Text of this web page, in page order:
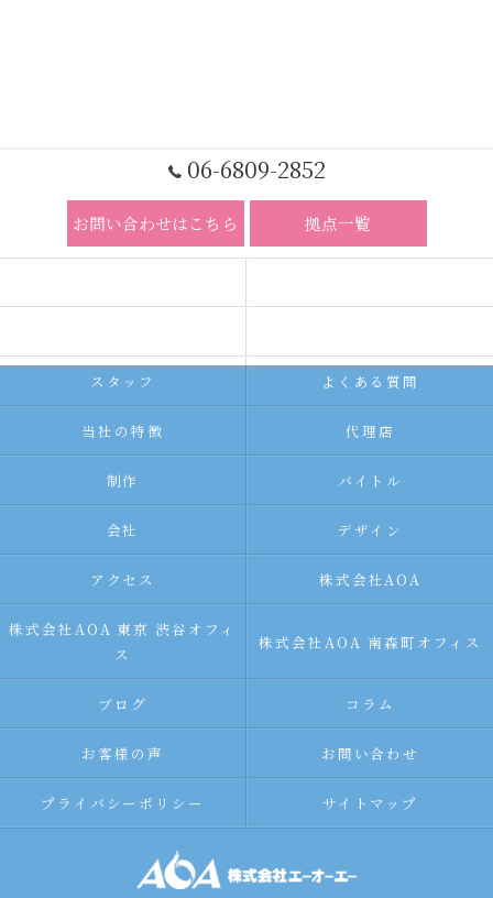
06-6809-2852
お問い合わせはこちら 拠点一覧
スタッフ よくある質問
当社の特徴 代理店
制作 バイトル
会社 デザイン
アクセス 株式会社AOA
株式会社AOA 東京 渋谷オフィ
ス
株式会社AOA 南森町オフィス
ブログ コラム
お客様の声 お問い合わせ
プライバシーポリシー サイトマップ